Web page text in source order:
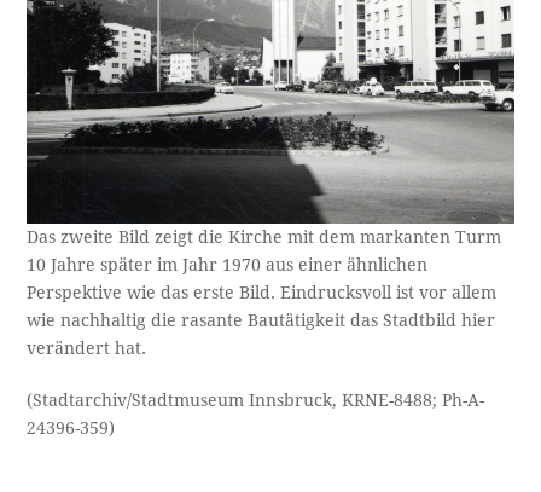
Das zweite Bild zeigt die Kirche mit dem markanten Turm
10 Jahre später im Jahr 1970 aus einer ähnlichen
Perspektive wie das erste Bild. Eindrucksvoll ist vor allem
wie nachhaltig die rasante Bautätigkeit das Stadtbild hier
verändert hat.
(Stadtarchiv/Stadtmuseum Innsbruck, KRNE-8488; Ph-A-
24396-359)